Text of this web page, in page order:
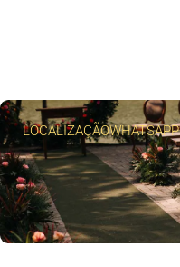
LOCALIZAÇÃOWHATSAPP